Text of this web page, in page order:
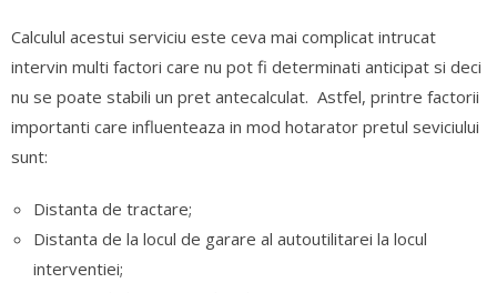
Calculul acestui serviciu este ceva mai complicat intrucat
intervin multi factori care nu pot fi determinati anticipat si deci
nu se poate stabili un pret antecalculat. Astfel, printre factorii
importanti care influenteaza in mod hotarator pretul seviciului
sunt:
Distanta de tractare;
Distanta de la locul de garare al autoutilitarei la locul
interventiei;